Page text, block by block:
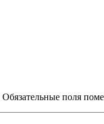
Обязательные поля